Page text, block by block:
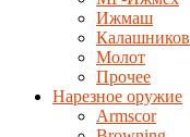
Ижмаш
Калашников
Молот
Прочее
Нарезное оружие
Armscor